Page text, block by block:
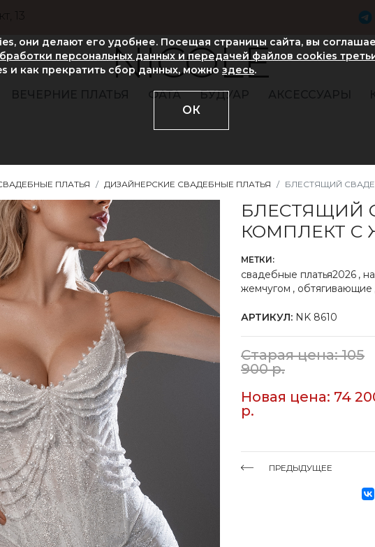
13
NICOLE
ВЕЧЕРНИЕ ПЛАТЬЯ ФАТА БУДУАР АКСЕССУАРЫ
ПЛАТЬЯ ДИЗАЙНЕРСКИЕ СВАДЕБНЫЕ ПЛАТЬЯ БЛЕСТЯЩИЙ
БЛЕСТЯЩИЙ
КОМПЛЕКТ С
МЕТКИ:
свадебные платья2026 ,
жемчугом , обтягивающие
АРТИКУЛ: NK 8610
Старая цена: 105
900 р.
Новая цена: 74
р.
ПРЕДЫДУЩЕЕ
они делают его удобнее. Посещая страницы сайта, вы
персональных данных и передачей файлов cookies
и как прекратить сбор данных, можно здесь.
ОК